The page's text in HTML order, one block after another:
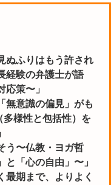
ぬふりはもう許され
経験の弁護士が語
策〜」
無意識の偏見」がも
様性と包括性）を
う〜仏教・ヨガ哲
「心の自由」〜」
最期まで、よりよく